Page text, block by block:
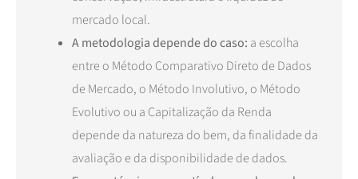
mercado local.
A metodologia depende do caso: a escolha
entre o Método Comparativo Direto de Dados
de Mercado, o Método Involutivo, o Método
Evolutivo ou a Capitalização da Renda
depende da natureza do bem, da finalidade da
avaliação e da disponibilidade de dados.